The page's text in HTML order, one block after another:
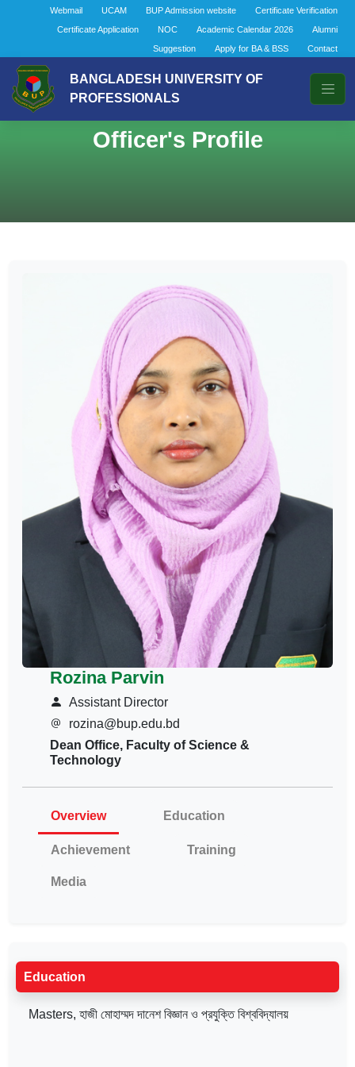
Webmail UCAM BUP Admission website
Certificate Verification
Certificate Application
NOC Academic Calendar 2026
Alumni
Suggestion
Apply for BA & BSS Contact
BANGLADESH UNIVERSITY OF
PROFESSIONALS
Officer's Profile
Rozina Parvin
Assistant Director
rozina@bup.edu.bd
Dean Office, Faculty of Science &
Technology
Overview Education
Achievement Training
Media
Education
Masters, হাজী মোহাম্মদ দানেশ বিজ্ঞান ও প্রযুক্তি বিশ্ববিদ্যালয়